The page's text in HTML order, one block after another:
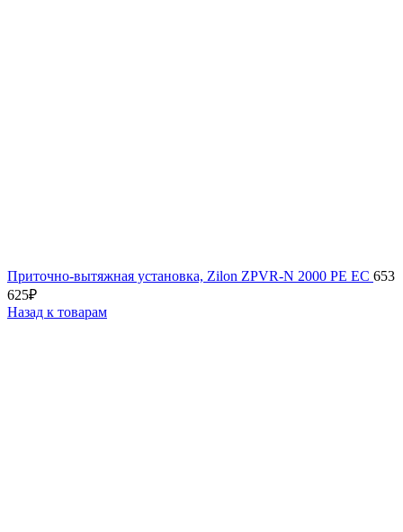
Приточно-вытяжная установка, Zilon ZPVR-N 2000 PE EC 653
625₽
Назад к товарам